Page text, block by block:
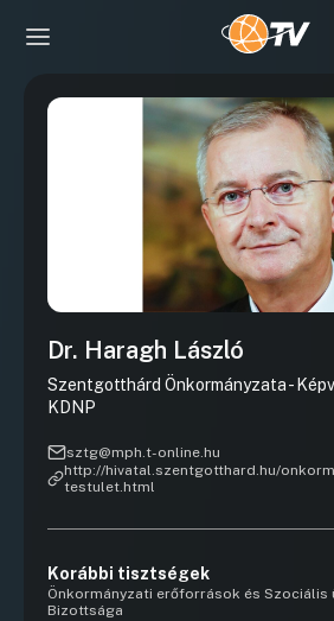
Dr. Haragh László
Szentgotthárd Önkormányzata -
KDNP
sztg@mph.t-online.hu
http://hivatal.szentgotthard.hu/
testulet.html
Korábbi tisztségek
Önkormányzati erőforrások és Szociális
Bizottsága